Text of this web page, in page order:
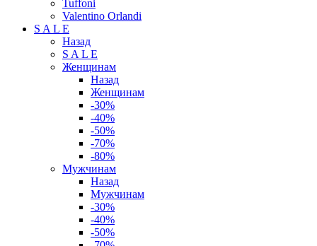
Tuffoni
Valentino Orlandi
S A L E
Назад
S A L E
Женщинам
Назад
Женщинам
-30%
-40%
-50%
-70%
-80%
Мужчинам
Назад
Мужчинам
-30%
-40%
-50%